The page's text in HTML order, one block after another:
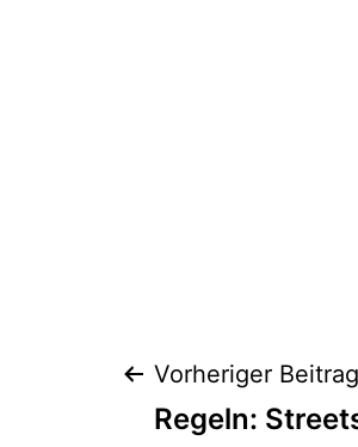
Beitrags-
Vorheriger Beitrag
Regeln: